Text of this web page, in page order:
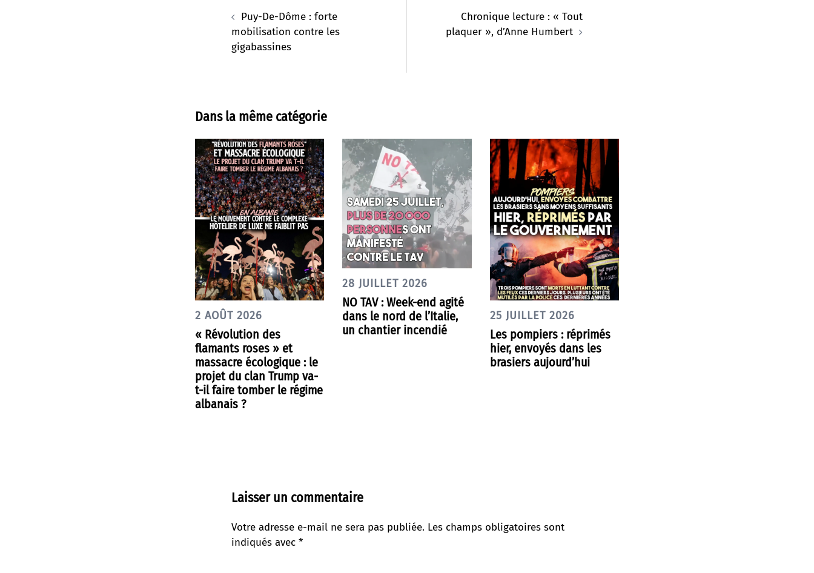
d’articlePuy-De-Dôme : forte
mobilisation contre les
gigabassines
Chronique lecture : « Tout
plaquer », d’Anne Humbert
Dans la même catégorie
2 AOÛT 2026
« Révolution des
flamants roses » et
massacre écologique : le
projet du clan Trump va-
t-il faire tomber le régime
albanais ?
28 JUILLET 2026
NO TAV : Week-end agité
dans le nord de l’Italie,
un chantier incendié
25 JUILLET 2026
Les pompiers : réprimés
hier, envoyés dans les
brasiers aujourd’hui
Laisser un commentaire
Votre adresse e-mail ne sera pas publiée. Les champs obligatoires sont
indiqués avec *